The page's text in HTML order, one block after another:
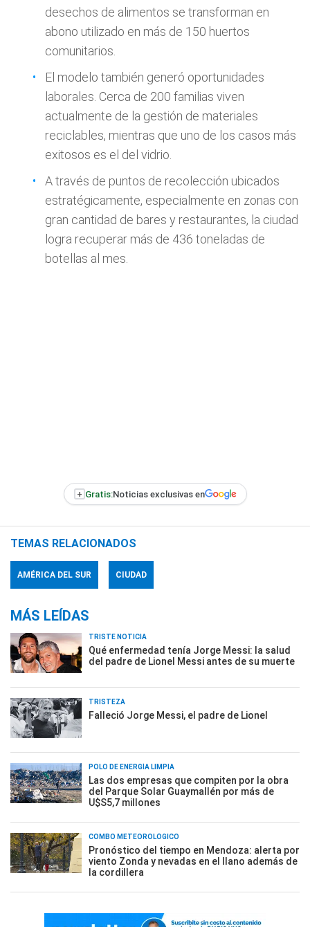
desechos de alimentos se transforman en
abono utilizado en más de 150 huertos
comunitarios.
El modelo también generó oportunidades
laborales. Cerca de 200 familias viven
actualmente de la gestión de materiales
reciclables, mientras que uno de los casos más
exitosos es el del vidrio.
A través de puntos de recolección ubicados
estratégicamente, especialmente en zonas con
gran cantidad de bares y restaurantes, la ciudad
logra recuperar más de 436 toneladas de
botellas al mes.
+ Gratis:Noticias exclusivas en
TEMAS RELACIONADOS
AMÉRICA DEL SUR CIUDAD
MÁS LEÍDAS
TRISTE NOTICIA
Qué enfermedad tenía Jorge Messi: la salud
del padre de Lionel Messi antes de su muerte
TRISTEZA
Falleció Jorge Messi, el padre de Lionel
POLO DE ENERGÍA LIMPIA
Las dos empresas que compiten por la obra
del Parque Solar Guaymallén por más de
U$S5,7 millones
COMBO METEOROLÓGICO
Pronóstico del tiempo en Mendoza: alerta por
viento Zonda y nevadas en el llano además de
la cordillera